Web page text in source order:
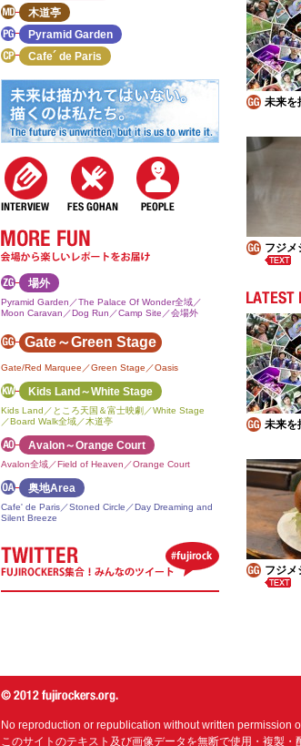
未来を
フジメ
未来を
フジメ
木道亭
Pyramid Garden
Cafe´ de Paris
場外
Pyramid Garden／The Palace Of Wonder全域／
Moon Caravan／Dog Run／Camp Site／会場外
Gate～Green Stage
Gate/Red Marquee／Green Stage／Oasis
Kids Land～White Stage
Kids Land／ところ天国＆富士映劇／White Stage
／Board Walk全域／木道亭
Avalon～Orange Court
Avalon全域／Field of Heaven／Orange Court
奥地Area
Cafe' de Paris／Stoned Circle／Day Dreaming and
Silent Breeze
No reproduction or republication without written permission
このサイトのテキスト及び画像データを無断で使用・複製